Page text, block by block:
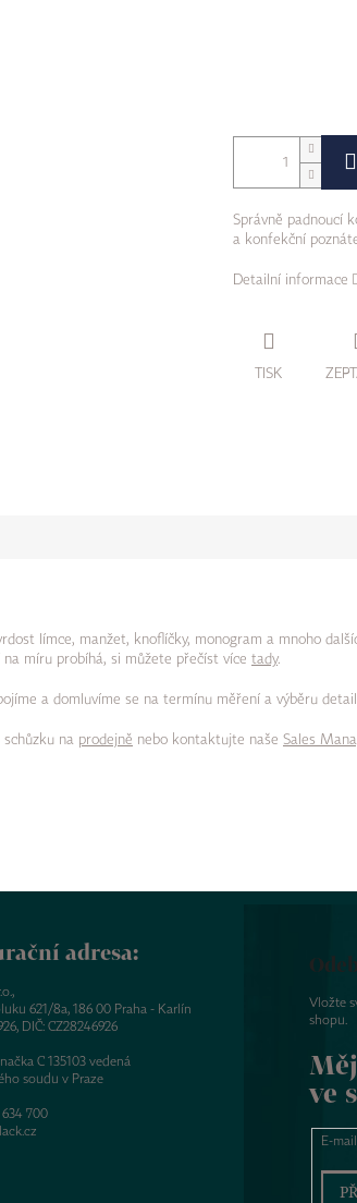
Správně padnoucí
a konfekční
Detailní informace
TISK
límce, manžet, knoflíčky, monogram a mnoho
míru probíhá, si můžete přečíst více tady.
a domluvíme se na termínu měření a výběru
na prodejně nebo kontaktujte naše Sales
adresa:
621/8a, 186 00 Praha - Karlín
DIČ: CZ28246926
C 135103 vedená
soudu v Praze
700
Vložte
shopu.
ve
E-mail